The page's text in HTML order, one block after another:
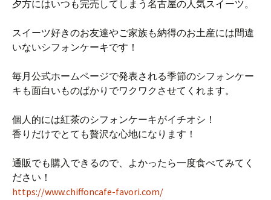
夕方にはいつも完売してしまう名古屋の人気スイーツ。
スイーツ好きのお友達やご家族も納得のお土産には間違
いないシフォンケーキです！
毎月公式ホームページで発表される季節のシフォンケー
キも面白いものばかりでワクワクさせてくれます。
個人的には紅茶のシフォンケーキがイチオシ！
香りだけでとても贅沢な心地になります！
通販でも購入できるので、よかったら一度食べてみてく
ださい！
https://www.chiffoncafe-favori.com/